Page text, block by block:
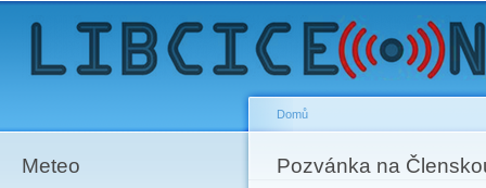
Meteo You are here
Domů
Pozvánka na